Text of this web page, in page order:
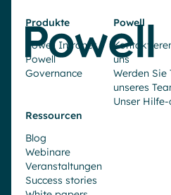
Produkte
Powell Intranet
Powell
Governance
Powell
uns
Werden Sie
unseres
Unser
Ressourcen
Blog
Webinare
Veranstaltungen
Success stories